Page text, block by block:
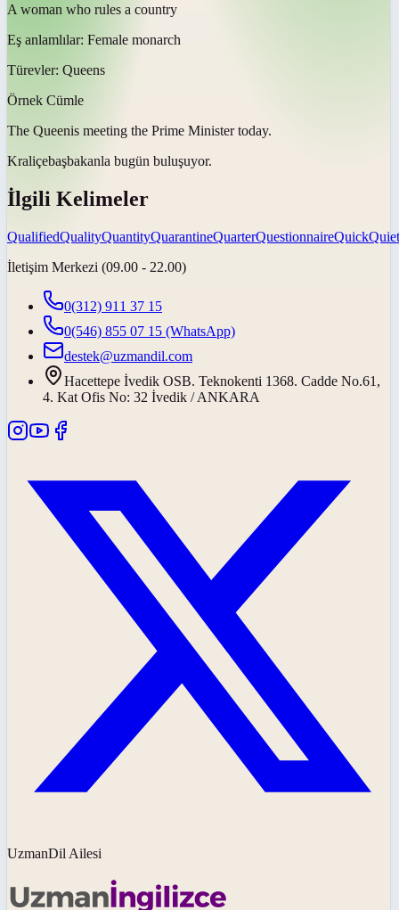
A woman who rules a country
Eş anlamlılar: Female monarch
Türevler: Queens
Örnek Cümle
The Queenis meeting the Prime Minister today.
Kraliçebaşbakanla bugün buluşuyor.
İlgili Kelimeler
QualifiedQualityQuantityQuarantineQuarterQuestionnaireQuickQuiet
İletişim Merkezi (09.00 - 22.00)
0(312) 911 37 15
0(546) 855 07 15 (WhatsApp)
destek@uzmandil.com
Hacettepe İvedik OSB. Teknokenti 1368. Cadde No.61,
4. Kat Ofis No: 32 İvedik / ANKARA
UzmanDil Ailesi